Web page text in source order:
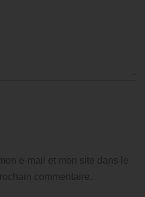
e-mail et mon site dans le
commentaire.